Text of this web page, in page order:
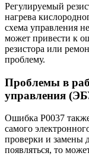
Регулируемый
нагрева
схема управления
может привести к
резистора или
проблему.
Проблемы в
управления
Ошибка P0037
самого
проверки и замены
появляться, то